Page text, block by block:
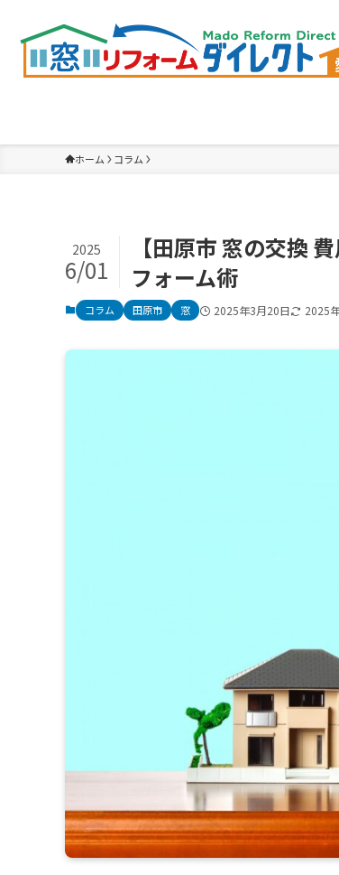
ホーム コラム
【田原市 窓の交換
フォーム術
2025
6/01
コラム 田原市 窓 2025年3月20日 2025